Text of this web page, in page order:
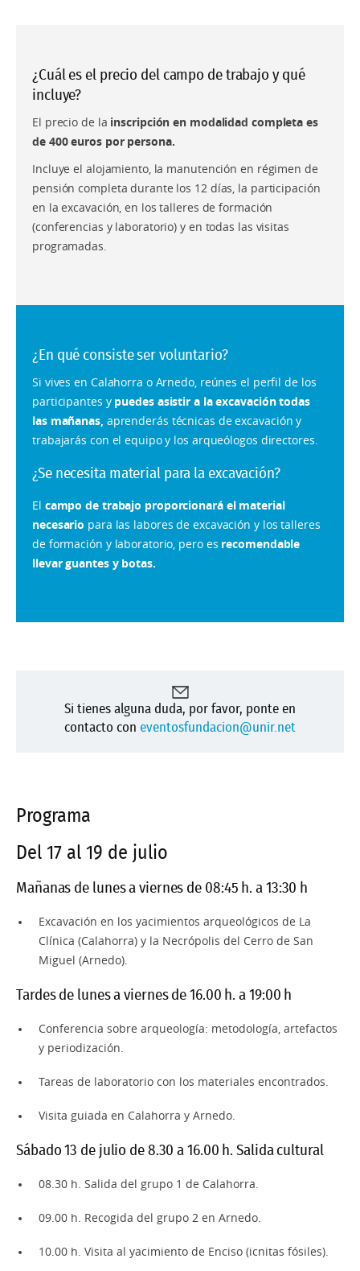
¿Cuál es el precio del campo de trabajo y qué
incluye?
El precio de la inscripción en modalidad completa es
de 400 euros por persona.
Incluye el alojamiento, la manutención en régimen de
pensión completa durante los 12 días, la participación
en la excavación, en los talleres de formación
(conferencias y laboratorio) y en todas las visitas
programadas.
¿En qué consiste ser voluntario?
Si vives en Calahorra o Arnedo, reúnes el perfil de los
participantes y puedes asistir a la excavación todas
las mañanas, aprenderás técnicas de excavación y
trabajarás con el equipo y los arqueólogos directores.
¿Se necesita material para la excavación?
El campo de trabajo proporcionará el material
necesario para las labores de excavación y los talleres
de formación y laboratorio, pero es recomendable
llevar guantes y botas.
Si tienes alguna duda, por favor, ponte en
contacto coneventosfundacion@unir.net
Programa
Del 17 al 19 de julio
Mañanas de lunes a viernes de 08:45 h. a 13:30 h
Excavación en los yacimientos arqueológicos de La
Clínica (Calahorra) y la Necrópolis del Cerro de San
Miguel (Arnedo).
Tardes de lunes a viernes de 16.00 h. a 19:00 h
Conferencia sobre arqueología: metodología, artefactos
y periodización.
Tareas de laboratorio con los materiales encontrados.
Visita guiada en Calahorra y Arnedo.
Sábado 13 de julio de 8.30 a 16.00 h. Salida cultural
08.30 h. Salida del grupo 1 de Calahorra.
09.00 h. Recogida del grupo 2 en Arnedo.
10.00 h. Visita al yacimiento de Enciso (icnitas fósiles).